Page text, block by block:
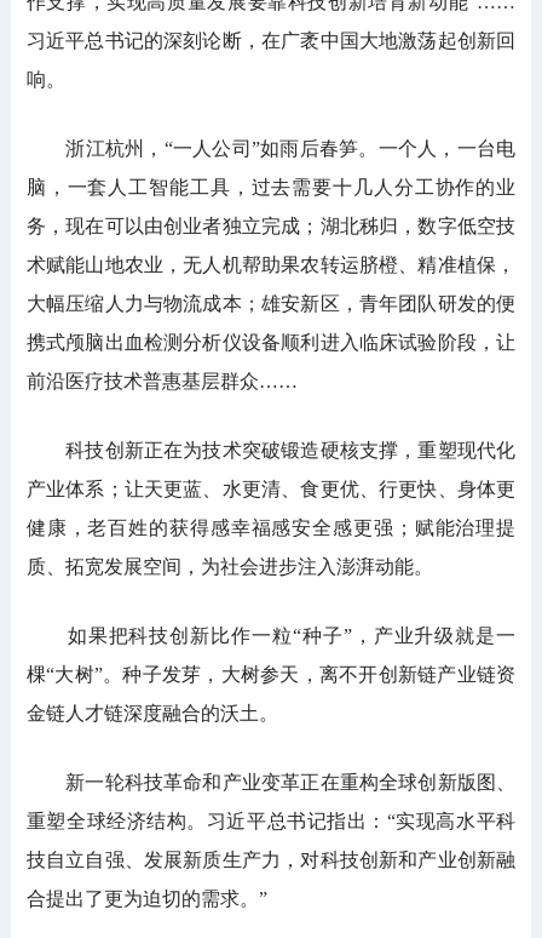
习近平总书记的深刻论断，在广袤中国大地激荡起创新回
响。
浙江杭州，“一人公司”如雨后春笋。一个人，一台电
脑，一套人工智能工具，过去需要十几人分工协作的业
务，现在可以由创业者独立完成；湖北秭归，数字低空技
术赋能山地农业，无人机帮助果农转运脐橙、精准植保，
大幅压缩人力与物流成本；雄安新区，青年团队研发的便
携式颅脑出血检测分析仪设备顺利进入临床试验阶段，让
前沿医疗技术普惠基层群众……
科技创新正在为技术突破锻造硬核支撑，重塑现代化
产业体系；让天更蓝、水更清、食更优、行更快、身体更
健康，老百姓的获得感幸福感安全感更强；赋能治理提
质、拓宽发展空间，为社会进步注入澎湃动能。
如果把科技创新比作一粒“种子”，产业升级就是一
棵“大树”。种子发芽，大树参天，离不开创新链产业链资
金链人才链深度融合的沃土。
新一轮科技革命和产业变革正在重构全球创新版图、
重塑全球经济结构。习近平总书记指出：“实现高水平科
技自立自强、发展新质生产力，对科技创新和产业创新融
合提出了更为迫切的需求。”